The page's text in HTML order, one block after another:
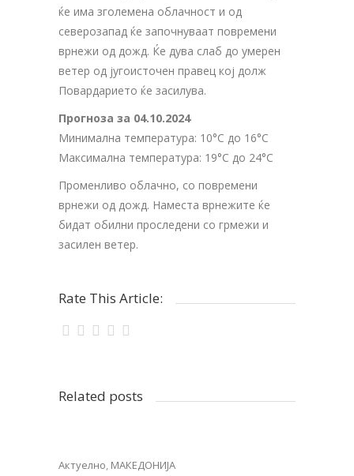
ќе има зголемена облачност и од
северозапад ќе започнуваат повремени
врнежи од дожд. Ќе дува слаб до умерен
ветер од југоисточен правец кој долж
Повардарието ќе засилува.
Прогноза за 04.10.2024
Минимална температура: 10°C до 16°C
Максимална температура: 19°C до 24°C
Променливо облачно, со повремени
врнежи од дожд. Наместа врнежите ќе
бидат обилни проследени со грмежи и
засилен ветер.
Rate This Article:
Related posts
Актуелно, МАКЕДОНИЈА